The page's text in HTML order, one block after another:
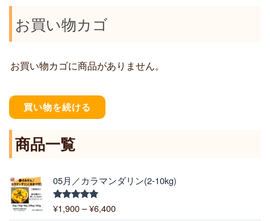
お買い物カゴ
お買い物カゴに商品がありません。
買い物を続ける
商品一覧
05月／カラマンダリン(2-10kg)
5段階中
5.00
¥1,900 –¥6,400
価
格
: